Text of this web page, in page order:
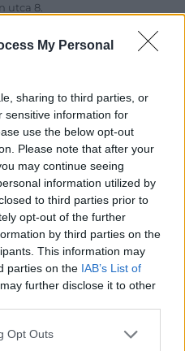
My Personal
sharing to third parties, or
sensitive information for
use the below opt-out
Please note that after your
may continue seeing
information utilized by
to third parties prior to
opt-out of the further
by third parties on the
This information may
parties on the IAB’s List of
further disclose it to other
Opt Outs
utca 8.
Nagyházi Galéria és
Müller Márta
Galéria és Aukciósház
Budapest, Balaton utca 8.
Telefon: +361 475 6000 +361
www.nagyhazi.hu
festmények és műtárgyak,
Hagyatékok és